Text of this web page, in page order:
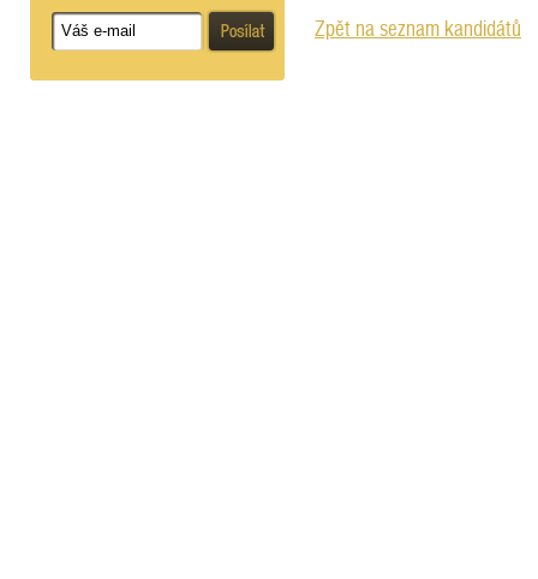
Zpět na seznam kandidátů